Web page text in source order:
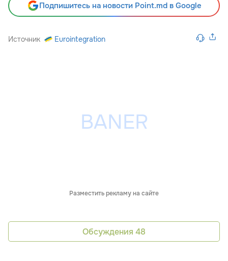
Подпишитесь на новости Point.md в Google
Источник Eurointegration
Разместить рекламу на сайте
Обсуждения 48